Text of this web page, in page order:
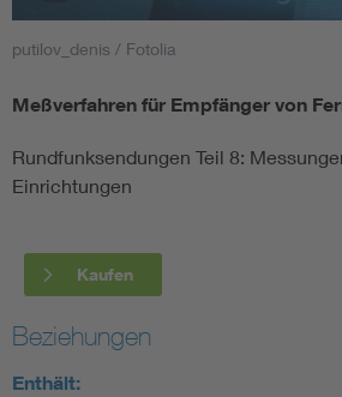
Smart Cities
DKE Fachinformationen im
Blitzschutz: DIN EN 62305 in der
DIN VDE 0100 für sichere
putilov_denis / Fotolia
Meßverfahren für Empfänger von
Rundfunksendungen Teil 8:
Einrichtungen
Kaufen
Beziehungen
Enthält: